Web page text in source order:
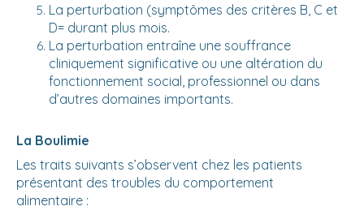
La perturbation (symptômes des critères B, C et
D= durant plus mois.
La perturbation entraîne une souffrance
cliniquement significative ou une altération du
fonctionnement social, professionnel ou dans
d’autres domaines importants.
La Boulimie
Les traits suivants s’observent chez les patients
présentant des troubles du comportement
alimentaire :